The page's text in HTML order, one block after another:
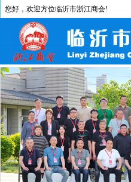
您好，欢迎方位临沂市浙江商会!